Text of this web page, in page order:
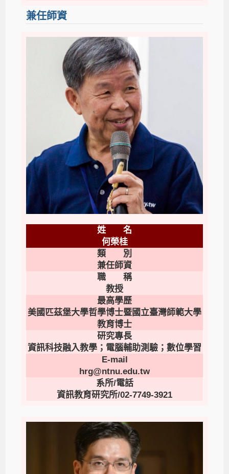
兼任師資
姓 名
何榮桂
類 別
兼任師資
職 稱
教授
最高學歷
美國匹茲堡大學哲學博士暨國立臺灣師範大學
教育博士
研究專長
資訊科技融入教學；電腦輔助測驗；數位學習
E-mail
hrg@ntnu.edu.tw
系所/電話
資訊教育研究所/02-7749-3921